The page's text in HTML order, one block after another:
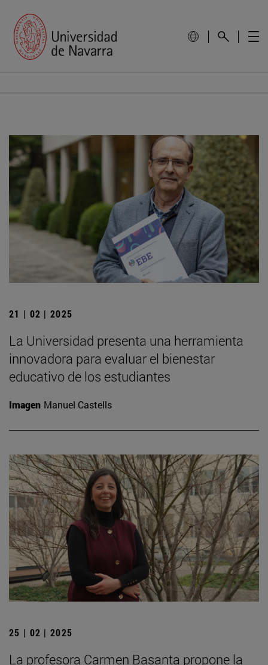
21 | 02 | 2025
La Universidad presenta una herramienta
innovadora para evaluar el bienestar
educativo de los estudiantes
Imagen Manuel Castells
25 | 02 | 2025
La profesora Carmen Basanta propone la